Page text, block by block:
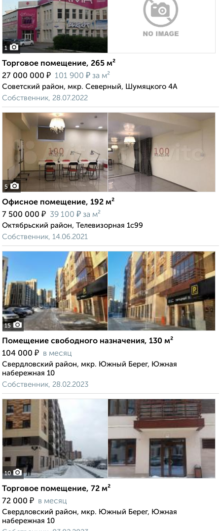
1
Торговое помещение, 265 м²
27 000 000 ₽ 101 900 ₽ за м²
Советский район, мкр. Северный, Шумяцкого 4А
Собственник, 28.07.2022
5
Офисное помещение, 192 м²
7 500 000 ₽ 39 100 ₽ за м²
Октябрьский район, Телевизорная 1с99
Собственник, 14.06.2021
15
Помещение свободного назначения, 130 м²
104 000 ₽ в месяц
Свердловский район, мкр. Южный Берег, Южная
набережная 10
Собственник, 28.02.2023
10
Торговое помещение, 72 м²
72 000 ₽ в месяц
Свердловский район, мкр. Южный Берег, Южная
набережная 10